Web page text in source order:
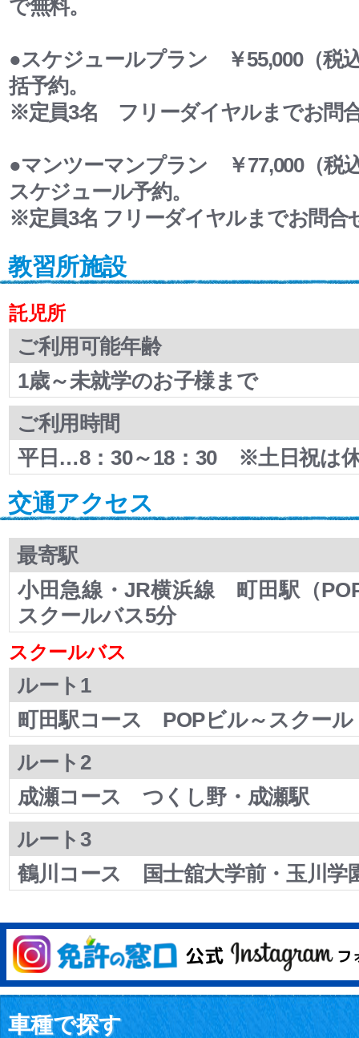
で無料。
●スケジュールプラン ￥55,000（税
括予約。
※定員3名 フリーダイヤルまでお問
●マンツーマンプラン ￥77,000（税
スケジュール予約。
※定員3名 フリーダイヤルまでお問合
教習所施設
託児所
ご利用可能年齢
1歳～未就学のお子様まで
ご利用時間
平日…8：30～18：30 ※土日祝は
交通アクセス
最寄駅
小田急線・JR横浜線 町田駅（
スクールバス5分
スクールバス
ルート1
町田駅コース POPビル～スクール
ルート2
成瀬コース つくし野・成瀬駅
ルート3
鶴川コース 国士舘大学前・玉川学
車種で探す